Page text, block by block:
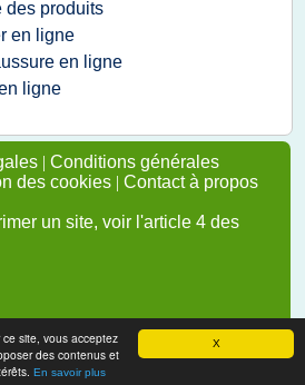
X
site, vous acceptez
des contenus et
En savoir plus
des produits
en ligne
en ligne
ligne
| Conditions générales
des cookies | Contact à propos
un site, voir l'article 4 des